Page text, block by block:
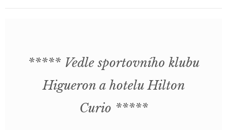
***** Vedle sportovního klubu
Higueron a hotelu Hilton
Curio *****